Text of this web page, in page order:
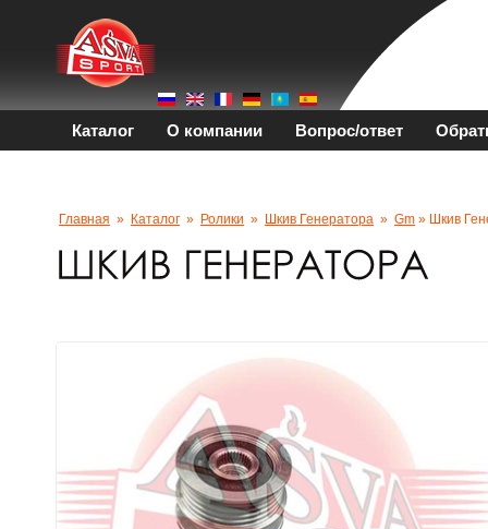
Каталог О компании Вопрос/ответ
Главная » Каталог » Ролики » Шкив Генератора » Gm » Шкив